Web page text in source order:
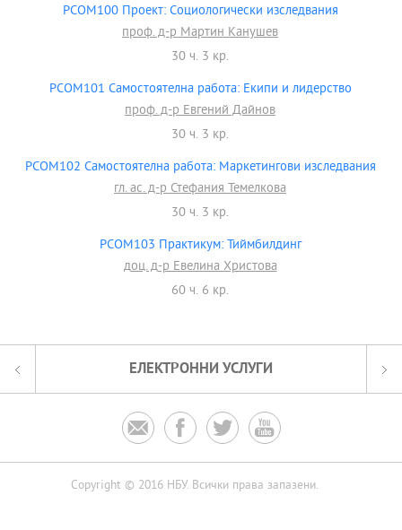
PCOM100 Проект: Социологически изследвания
проф. д-р Мартин Канушев
30 ч. 3 кр.
PCOM101 Самостоятелна работа: Екипи и лидерство
проф. д-р Евгений Дайнов
30 ч. 3 кр.
PCOM102 Самостоятелна работа: Маркетингови изследвания
гл. ас. д-р Стефания Темелкова
30 ч. 3 кр.
PCOM103 Практикум: Тиймбилдинг
доц. д-р Евелина Христова
60 ч. 6 кр.
ЕЛЕКТРОННИ УСЛУГИ
   
Copyright © 2016 НБУ. Всички права запазени.